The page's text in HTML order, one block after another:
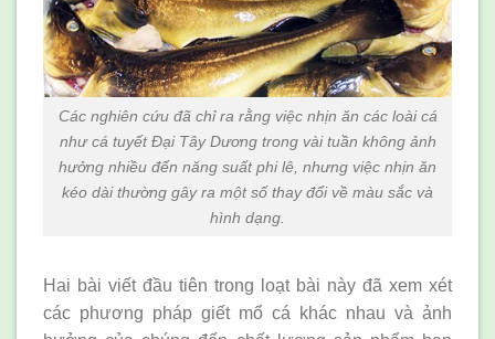
Các nghiên cứu đã chỉ ra rằng việc nhịn ăn các loài cá
như cá tuyết Đại Tây Dương trong vài tuần không ảnh
hưởng nhiều đến năng suất phi lê, nhưng việc nhịn ăn
kéo dài thường gây ra một số thay đổi về màu sắc và
hình dạng.
Hai bài viết đầu tiên trong loạt bài này đã xem xét
các phương pháp giết mổ cá khác nhau và ảnh